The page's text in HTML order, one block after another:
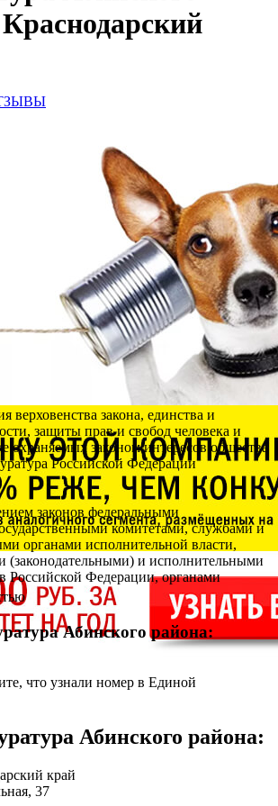
верховенства закона, единства и
защиты прав и свобод человека и
охраняемых законом интересов общества
Российской Федерации
законов федеральными
комитетами, службами и
органами исполнительной власти,
(законодательными) и исполнительными
Российской Федерации, органами
органами военного управления,
их должностными лицами, субъектами
контроля за обеспечением прав
содержания и содействия
в местах принудительного содержания,
и руководителями коммерческих и
а также за соответствием
ими правовых актов;
государственными
представительными
и исполнительными органами субъектов
Абинского района:
что узнали номер в Единой
Абинского района:
край
37